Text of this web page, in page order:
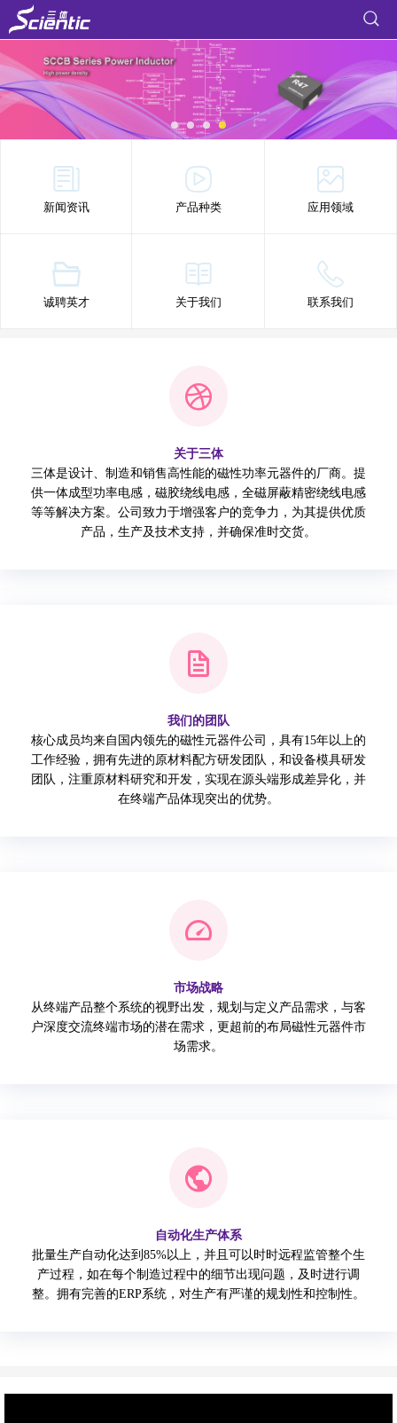
新闻资讯 产品种类 应用领域
诚聘英才 关于我们 联系我们
关于三体
三体是设计、制造和销售高性能的磁性功率元器件的厂商。提
供一体成型功率电感，磁胶绕线电感，全磁屏蔽精密绕线电感
等等解决方案。公司致力于增强客户的竞争力，为其提供优质
产品，生产及技术支持，并确保准时交货。
我们的团队
核心成员均来自国内领先的磁性元器件公司，具有15年以上的
工作经验，拥有先进的原材料配方研发团队，和设备模具研发
团队，注重原材料研究和开发，实现在源头端形成差异化，并
在终端产品体现突出的优势。
市场战略
从终端产品整个系统的视野出发，规划与定义产品需求，与客
户深度交流终端市场的潜在需求，更超前的布局磁性元器件市
场需求。
自动化生产体系
批量生产自动化达到85%以上，并且可以时时远程监管整个生
产过程，如在每个制造过程中的细节出现问题，及时进行调
整。拥有完善的ERP系统，对生产有严谨的规划性和控制性。